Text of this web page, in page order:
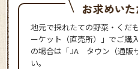
地元で採れたての野菜・く
ーケット（直売所）」でご購
の場合は「JA タウン（通販
い。